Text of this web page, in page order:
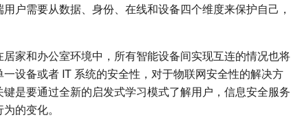
户需要从数据、身份、在线和设备四个维度来保护自己，
家和办公室环境中，所有智能设备间实现互连的情况也将
设备或者 IT 系统的安全性，对于物联网安全性的解决方
是要通过全新的启发式学习模式了解用户，信息安全服务
的变化。